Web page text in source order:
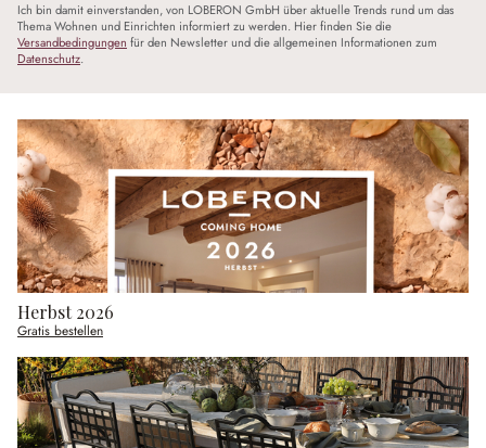
Ich bin damit einverstanden, von LOBERON GmbH über aktuelle Trends rund um das
Thema Wohnen und Einrichten informiert zu werden. Hier finden Sie die
Versandbedingungen für den Newsletter und die allgemeinen Informationen zum
Datenschutz.
Herbst 2026
Gratis bestellen